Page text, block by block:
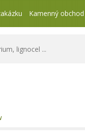
Kamenný obchod